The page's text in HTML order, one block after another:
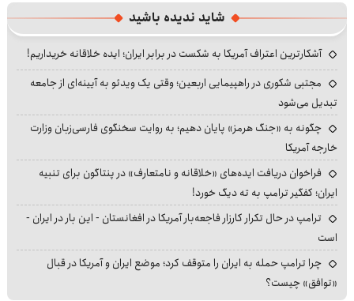
شاید ندیده باشید
آشکارترین اعتراف آمریکا به شکست در برابر ایران؛ ایده خلاقانه خریداریم!
مجتبی شکوری در راهپیمایی اربعین؛ وقتی یک ویدئو به آیینه‌ای از جامعه
تبدیل می‌شود
چگونه به «جنگ هرمز» پایان دهیم؛ به روایت سخنگوی فارسی‌زبان وزارت
خارجه آمریکا
فراخوان دریافت ایده‌های «خلاقانه و نامتعارف» در پنتاگون برای تنبیه
ایران؛ کفگیر ترامپ به ته دیگ خورد!
ترامپ در حال تکرار کارزار فاجعه‌بار آمریکا در افغانستان - این بار در ایران -
است
چرا ترامپ حمله به ایران را متوقف کرد؛ موضع ایران و آمریکا در قبال
«توافق» چیست؟